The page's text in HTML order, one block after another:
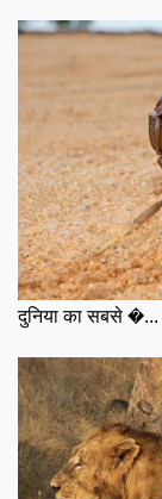
दुनिया का सबसे �...